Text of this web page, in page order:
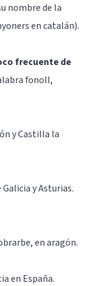
nombre de la
en catalán).
frecuente de
fonoll,
y Castilla la
y Asturias.
en aragón.
en España.